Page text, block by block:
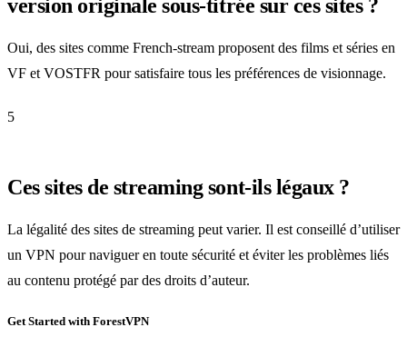
version originale sous-titrée sur ces sites ?
Oui, des sites comme French-stream proposent des films et séries en
VF et VOSTFR pour satisfaire tous les préférences de visionnage.
5
Ces sites de streaming sont-ils légaux ?
La légalité des sites de streaming peut varier. Il est conseillé d’utiliser
un VPN pour naviguer en toute sécurité et éviter les problèmes liés
au contenu protégé par des droits d’auteur.
Get Started with ForestVPN